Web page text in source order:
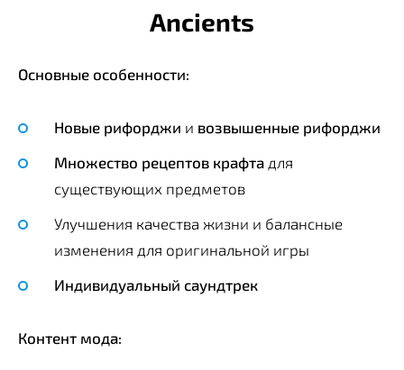
Ancients
Основные особенности:
Новые рифорджи и возвышенные рифорджи
Множество рецептов крафта для
существующих предметов
Улучшения качества жизни и балансные
изменения для оригинальной игры
Индивидуальный саундтрек
Контент мода: